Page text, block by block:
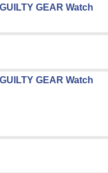
GUILTY GEAR Watch
GUILTY GEAR Watch